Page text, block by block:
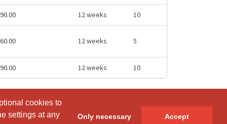
cookies to
settings at any
Only necessary Accept
cookies to
settings at any
Only necessary Accept
12 weeks 10
12 weeks 5
12 weeks 10